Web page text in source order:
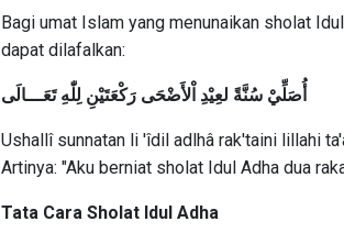
Bagi umat Islam yang menunaikan sholat
dapat dilafalkan:
أُصَلِّيْ سُنَّةً لعِيْدِ اْلأَضْحَى رَكْعَتَيْنِ لِلّٰهِ تَعَـــالَى
Ushallî sunnatan li 'îdil adlhâ rak'taini lillahi
Artinya: "Aku berniat sholat Idul Adha dua
Tata Cara Sholat Idul Adha